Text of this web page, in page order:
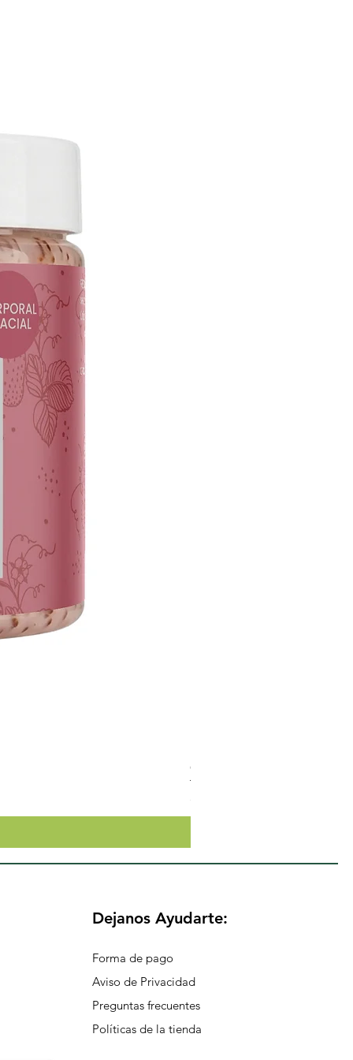
Crema Neutra Con FPS 30
$174.65
Dejanos Ayudarte:
Forma de pago
Aviso de Privacidad
Preguntas frecuentes
Políticas de la tienda